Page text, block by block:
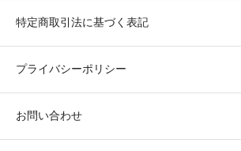
特定商取引法に基づく表記
プライバシーポリシー
お問い合わせ